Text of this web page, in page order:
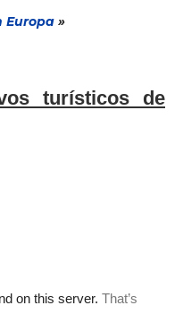
Europa »
turísticos de